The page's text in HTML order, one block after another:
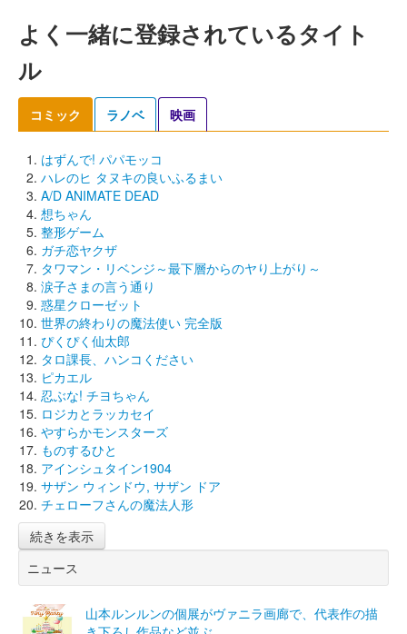
よく一緒に登録されているタイト
ル
コミック ラノベ 映画
はずんで! パパモッコ
ハレのヒ タヌキの良いふるまい
A/D ANIMATE DEAD
想ちゃん
整形ゲーム
ガチ恋ヤクザ
タワマン・リベンジ～最下層からのヤり上がり～
涙子さまの言う通り
惑星クローゼット
世界の終わりの魔法使い 完全版
ぴくぴく仙太郎
タロ課長、ハンコください
ピカエル
忍ぶな! チヨちゃん
ロジカとラッカセイ
やすらかモンスターズ
ものするひと
アインシュタイン1904
サザン ウィンドウ, サザン ドア
チェローフさんの魔法人形
続きを表示
ニュース
山本ルンルンの個展がヴァニラ画廊で、代表作の描